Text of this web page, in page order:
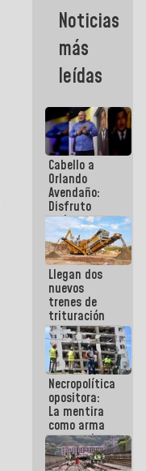
emprendedores
afectados
por
terremotos
Noticias
más
leídas
Cabello a
Orlando
Avendaño:
Disfruto
cada vez
que escribes
porque lo
que haces
es
embarrarla
Llegan dos
nuevos
trenes de
trituración
para
optimizar
manejo de
escombros
en La Guaira
Necropolítica
opositora:
La mentira
como arma
contra el
Pueblo